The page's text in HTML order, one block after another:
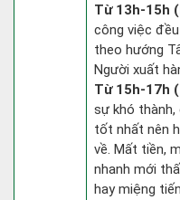
Từ 13h-15h
công việc
theo hướng
Người xuất
Từ 15h-17h
sự khó thành,
tốt nhất nên
về. Mất tiền,
nhanh mới
hay miệng